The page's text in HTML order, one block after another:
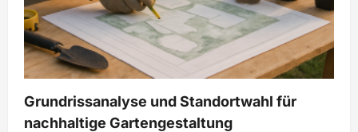
Grundrissanalyse und Standortwahl für
nachhaltige Gartengestaltung